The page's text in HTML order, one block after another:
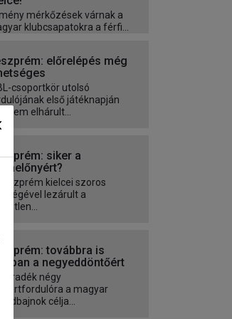
mérkőzések várnak a
klubcsapatokra a férfi...
előrelépés még
csoportkör utolsó
első játéknapján
elhárult...
siker a
Veszprém kielcei szoros
lezárult a
továbbra is
a negyeddöntőért
négy
a magyar
célja...